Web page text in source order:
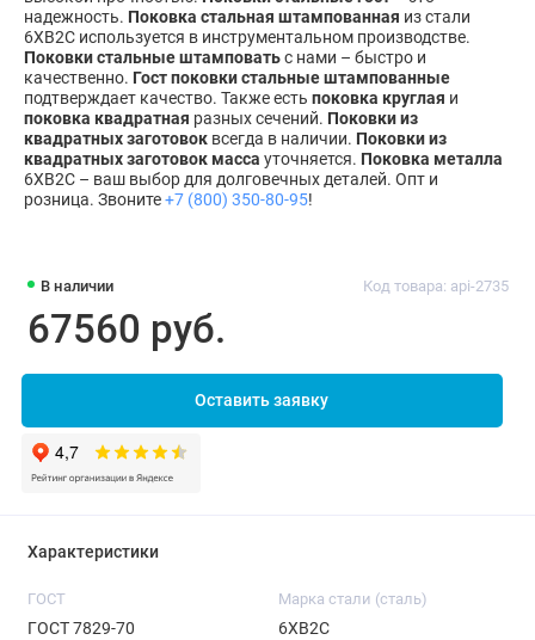
В наличии Код товара: api-2735
67560 руб.
Оставить заявку
надежность. Поковка стальная штампованная из стали
6ХВ2С используется в инструментальном производстве.
Поковки стальные штамповатьс нами – быстро и
качественно. Гост поковки стальные штампованные
подтверждает качество. Также есть поковка круглая и
поковка квадратная разных сечений. Поковки из
квадратных заготовок всегда в наличии. Поковки из
квадратных заготовок масса уточняется. Поковка металла
6ХВ2С – ваш выбор для долговечных деталей. Опт и
розница. Звоните+7 (800) 350-80-95!
Характеристики
ГОСТ
ГОСТ 7829-70
Марка стали (сталь)
6ХВ2С